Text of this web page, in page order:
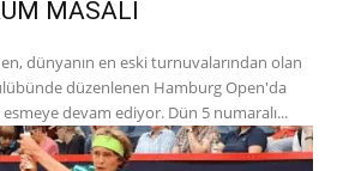
MASALI
dünyanın en eski turnuvalarından olan
düzenlenen Hamburg Open'da
devam ediyor. Dün 5 numaralı...